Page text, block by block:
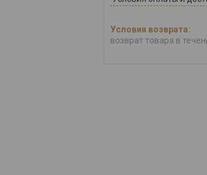
возврат товара в